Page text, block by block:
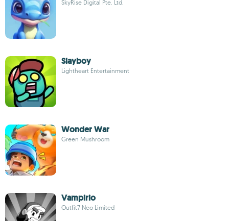
SkyRise Digital Pte. Ltd.
Slayboy
Lightheart Entertainment
Wonder War
Green Mushroom
Vampirio
Outfit7 Neo Limited